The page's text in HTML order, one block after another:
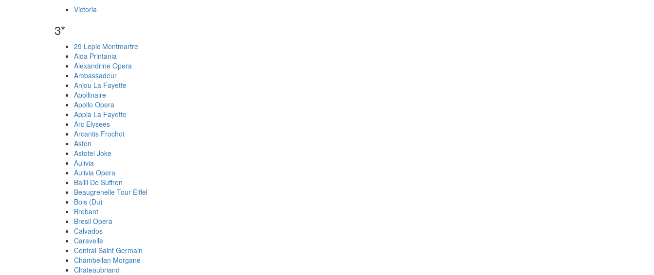
Victoria
3*
29 Lepic Montmartre
Aida Printania
Alexandrine Opera
Ambassadeur
Anjou La Fayette
Apollinaire
Apollo Opera
Appia La Fayette
Arc Elysees
Arcantis Frochot
Aston
Astotel Joke
Aulivia
Aulivia Opera
Bailli De Suffren
Beaugrenelle Tour Eiffel
Bois (Du)
Brebant
Bresil Opera
Calvados
Caravelle
Central Saint Germain
Chambellan Morgane
Chateaubriand